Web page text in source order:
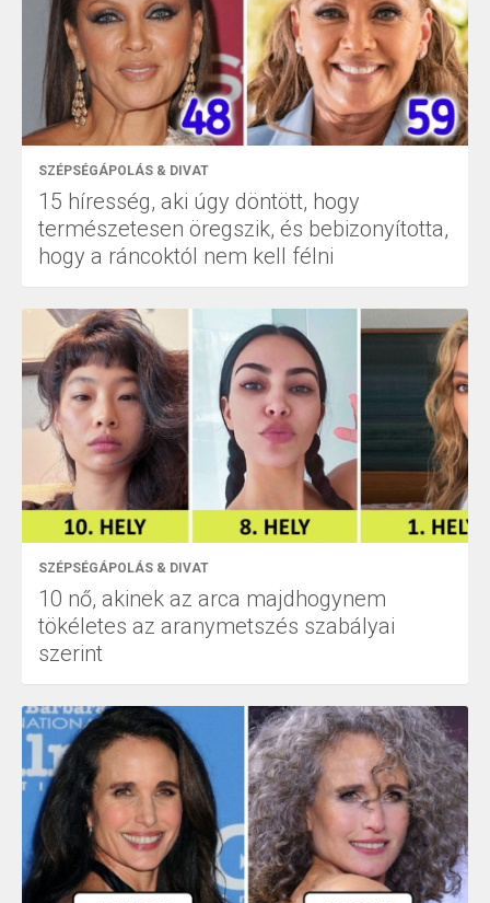
SZÉPSÉGÁPOLÁS & DIVAT
15 híresség, aki úgy döntött, hogy
természetesen öregszik, és bebizonyította,
hogy a ráncoktól nem kell félni
SZÉPSÉGÁPOLÁS & DIVAT
10 nő, akinek az arca majdhogynem
tökéletes az aranymetszés szabályai
szerint